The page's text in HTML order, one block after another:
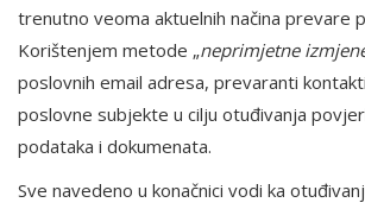
trenutno veoma aktuelnih načina prevare
Korištenjem metode „neprimjetne
poslovnih email adresa, prevaranti
poslovne subjekte u cilju otuđivanja
podataka i dokumenata.
Sve navedeno u konačnici vodi ka